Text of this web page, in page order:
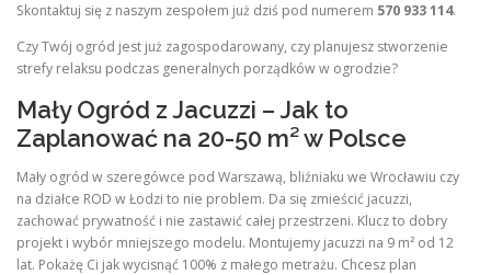
Skontaktuj się z naszym zespołem już dziś pod numerem 570 933 114.
Czy Twój ogród jest już zagospodarowany, czy planujesz stworzenie
strefy relaksu podczas generalnych porządków w ogrodzie?
Mały Ogród z Jacuzzi – Jak to
Zaplanować na 20-50 m² w Polsce
Mały ogród w szeregówce pod Warszawą, bliźniaku we Wrocławiu czy
na działce ROD w Łodzi to nie problem. Da się zmieścić jacuzzi,
zachować prywatność i nie zastawić całej przestrzeni. Klucz to dobry
projekt i wybór mniejszego modelu. Montujemy jacuzzi na 9 m² od 12
lat. Pokażę Ci jak wycisnąć 100% z małego metrażu. Chcesz plan